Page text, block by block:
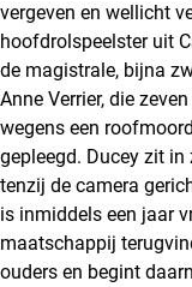
vergeven en wellicht
hoofdrolspeelster uit
de magistrale, bijna
Anne Verrier, die
wegens een
gepleegd. Ducey zit
tenzij de camera
is inmiddels een jaar
maatschappij
ouders en begint